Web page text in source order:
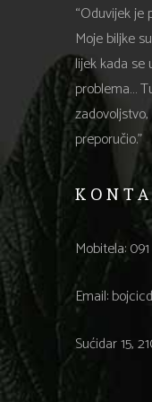
“Oduvijek je
Moje biljke
lijek kada se
problema…
preporučio.”
Mobitela:
Email:
Sućidar 15,